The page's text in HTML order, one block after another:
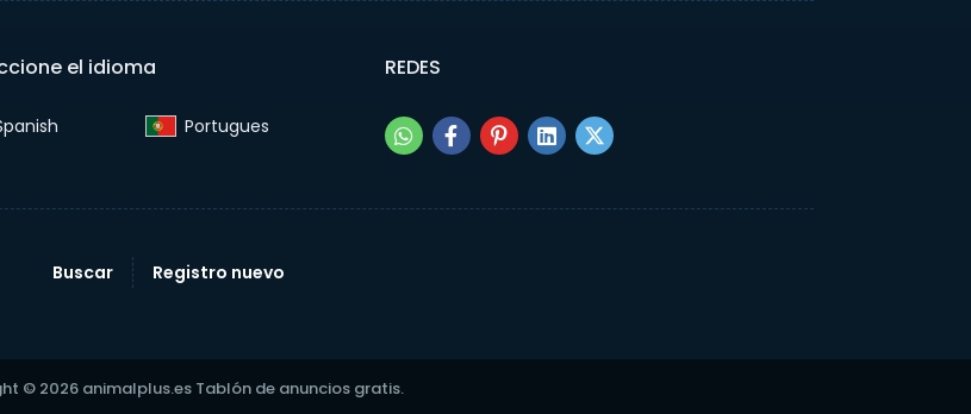
el idioma
Portugues‎
REDES
Buscar Registro nuevo
© 2026 animalplus.es Tablón de anuncios gratis.